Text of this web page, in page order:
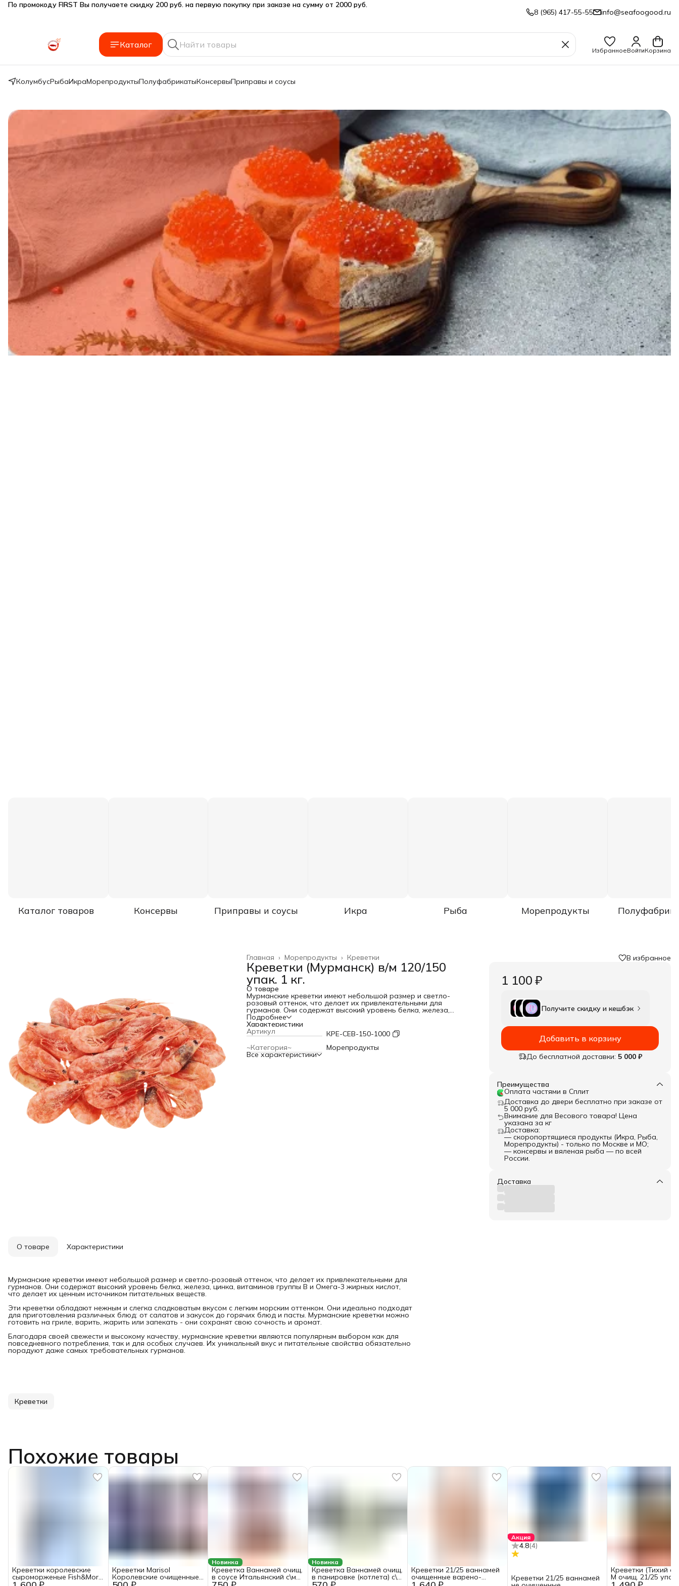
🔥 3% дополнительная скидка при оплате наличными
8 (965) 417-55-55 info@seafoogood.ru
Каталог
ИзбранноеВойтиКорзина
КолумбусРыбаИкраМорепродуктыПолуфабрикатыКонсервыПриправы и соусы
Каталог товаров Консервы Приправы и соусы Икра Рыба Морепродукты
Креветки
Морепродукты ›
Главная ›
Креветки (Мурманск) в/м 120/150
упак. 1 кг.
О товаре
Мурманские креветки имеют небольшой размер и светло-
розовый оттенок, что делает их привлекательными для
гурманов. Они содержат высокий уровень белка, железа,
цинка, витаминов группы В и Омега-3 жирных кислот, что
делает их ценным источником питательных веществ.
Эти креветки обладают нежным и слегка сладковатым вкусом
с легким морским оттенком. Они идеально подходят для
приготовления различных блюд: от салатов и закусок до
горячих блюд и пасты. Мурманские креветки можно готовить
на гриле, варить, жарить или запекать - они сохранят свою
Подробнее
Характеристики
Артикул
КРЕ-СЕВ-150-1000
~Категория~
Морепродукты
Все характеристики
В избранное
1 100 ₽
Получите скидку и кешбэк
Добавить в корзину
До бесплатной доставки: 5 000 ₽
Преимущества
Оплата частями в Сплит
Доставка до двери бесплатно при заказе от
5 000 руб.
Внимание для Весового товара! Цена
указана за кг
Доставка:
— скоропортящиеся продукты (Икра, Рыба,
Морепродукты) - только по Москве и МО;
— консервы и вяленая рыба — по всей
России.
Доставка
О товаре Характеристики
Мурманские креветки имеют небольшой размер и светло-розовый оттенок, что делает их привлекательными для
гурманов. Они содержат высокий уровень белка, железа, цинка, витаминов группы В и Омега-3 жирных кислот,
что делает их ценным источником питательных веществ.
Эти креветки обладают нежным и слегка сладковатым вкусом с легким морским оттенком. Они идеально подходят
для приготовления различных блюд: от салатов и закусок до горячих блюд и пасты. Мурманские креветки можно
готовить на гриле, варить, жарить или запекать - они сохранят свою сочность и аромат.
Благодаря своей свежести и высокому качеству, мурманские креветки являются популярным выбором как для
повседневного потребления, так и для особых случаев. Их уникальный вкус и питательные свойства обязательно
порадуют даже самых требовательных гурманов.
Креветки
Похожие товары
Креветки королевские
сыроморженые Fish&More
очищенные с хвостом
Креветки Marisol
Королевские очищенные
150+ замороженные 250 г
Новинка
Креветка Ваннамей очищ.
в соусе Итальянский с\м
0,4кг*8 1/3,2кг Fish&More
Новинка
Креветка Ваннамей очищ.
в панировке (котлета) с\м
ЭБИ КАЦУ ~300г
Креветки 21/25 ваннамей
очищенные варено-
мороженая на хвосте ~
Акция
4.8(4)
Креветки 21/25 ваннамей
Креветки (Тихий
М очищ. 21/25 упак.